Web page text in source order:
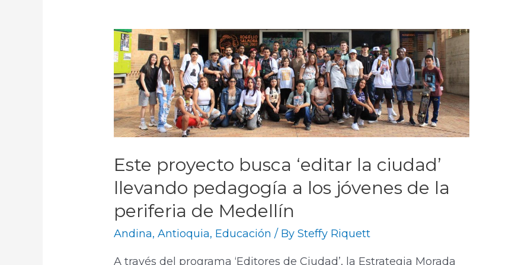
Este proyecto busca ‘editar la ciudad’
llevando pedagogía a los jóvenes de la
periferia de Medellín
Andina,Antioquia, Educación / BySteffy Riquett
A través del programa ‘Editores de Ciudad’, la Estrategia Morada